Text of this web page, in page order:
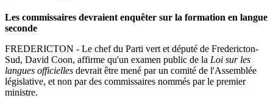
Les commissaires devraient enquêter sur la formation en langue
seconde
FREDERICTON - Le chef du Parti vert et député de Fredericton-
Sud, David Coon, affirme qu'un examen public de la Loi sur les
langues officielles devrait être mené par un comité de l'Assemblée
législative, et non par des commissaires nommés par le premier
ministre.